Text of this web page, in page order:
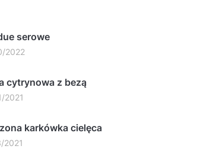
serowe
2022
cytrynowa z bezą
2021
karkówka cielęca
2021